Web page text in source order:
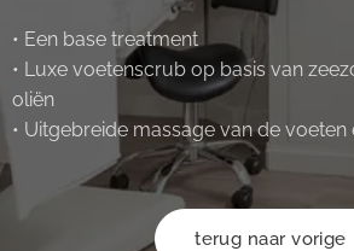
• Een base treatment
• Luxe voetenscrub op basis van
oliën
• Uitgebreide massage van de
terug naar vorige